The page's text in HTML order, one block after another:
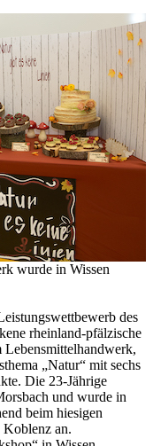
wurde in Wissen
des
rheinland-pfälzische
Lebensmittelhandwerk,
„Natur“ mit sechs
Die 23-Jährige
und wurde in
beim hiesigen
an.